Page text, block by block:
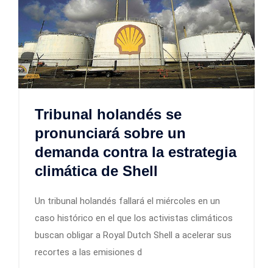
Tribunal holandés se
pronunciará sobre un
demanda contra la estrategia
climática de Shell
Un tribunal holandés fallará el miércoles en un
caso histórico en el que los activistas climáticos
buscan obligar a Royal Dutch Shell a acelerar sus
recortes a las emisiones d